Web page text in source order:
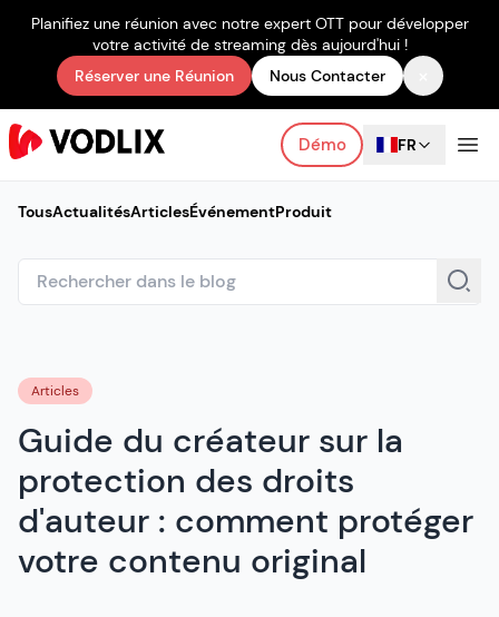
Planifiez une réunion avec notre expert OTT pour développer
votre activité de streaming dès aujourd'hui !
Réserver une Réunion
Nous Contacter
Démo FR
TousActualitésArticlesÉvénementProduit
Articles
Guide du créateur sur la
protection des droits
d'auteur : comment protéger
votre contenu original